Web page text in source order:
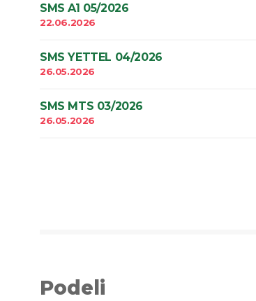
SMS A1 05/2026
22.06.2026
SMS YETTEL 04/2026
26.05.2026
SMS MTS 03/2026
26.05.2026
Podeli